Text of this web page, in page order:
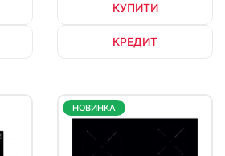
КУПИТИ
КРЕДИТ
НОВИНКА